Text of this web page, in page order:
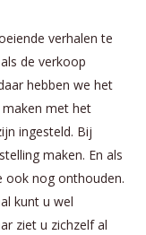
verhalen te
de verkoop
hebben we het
met het
ingesteld. Bij
maken. En als
ook nog onthouden.
kunt u wel
ziet u zichzelf al